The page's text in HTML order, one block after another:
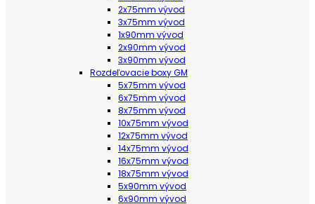
2x75mm vývod
3x75mm vývod
1x90mm vývod
2x90mm vývod
3x90mm vývod
Rozdeľovacie boxy GM
5x75mm vývod
6x75mm vývod
8x75mm vývod
10x75mm vývod
12x75mm vývod
14x75mm vývod
16x75mm vývod
18x75mm vývod
5x90mm vývod
6x90mm vývod